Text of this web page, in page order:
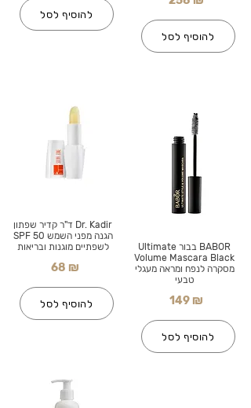
להוסיף לסל
Dr. Kadir ד"ר קדיר שפתון
הגנה מפני השמש SPF 50
לשפתיים מוגנות ובריאות
68 ₪
להוסיף לסל
להוסיף לסל
BABOR בבור Ultimate
Volume Mascara Black
מסקרה לנפח ומראה מעגלי
טבעי
149 ₪
להוסיף לסל